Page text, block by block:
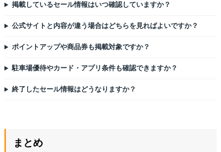
掲載しているセール情報はいつ確認していますか？
公式サイトと内容が違う場合はどちらを見ればよいですか？
ポイントアップや商品券も掲載対象ですか？
駐車場優待やカード・アプリ条件も確認できますか？
終了したセール情報はどうなりますか？
まとめ